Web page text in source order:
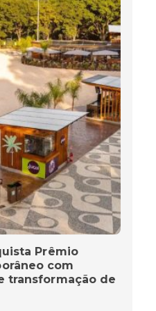
Prêmio
com
transformação de